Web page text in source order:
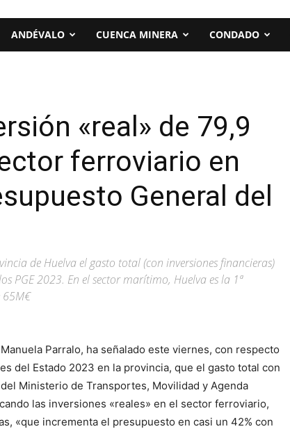
ANDÉVALO CUENCA MINERA CONDADO
«real» de 79,9
ferroviario en
General del
de Huelva el gasto total (con inversiones financieras)
PGE 2023. En el sector marítimo, Huelva es la 1ª
65M€
Parralo, ha señalado este viernes, con respecto
del Estado 2023 en la provincia, que el gasto total con
Ministerio de Transportes, Movilidad y Agenda
las inversiones «reales» en el sector ferroviario,
«que incrementa el presupuesto en casi un 42% con